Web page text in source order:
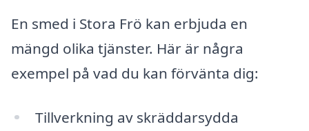
En smed i Stora Frö kan erbjuda en
mängd olika tjänster. Här är några
exempel på vad du kan förvänta dig:
Tillverkning av skräddarsydda